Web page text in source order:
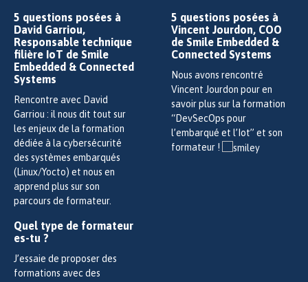
5 questions posées à
David Garriou,
Responsable technique
filière IoT de Smile
Embedded & Connected
Systems
Rencontre avec David
Garriou : il nous dit tout sur
les enjeux de la formation
dédiée à la cybersécurité
des systèmes embarqués
(Linux/Yocto) et nous en
apprend plus sur son
parcours de formateur.
Quel type de formateur
es-tu ?
J’essaie de proposer des
formations avec des
5 questions posées à
Vincent Jourdon, COO
de Smile Embedded &
Connected Systems
Nous avons rencontré
Vincent Jourdon pour en
savoir plus sur la formation
“DevSecOps pour
l’embarqué et l’Iot” et son
formateur !